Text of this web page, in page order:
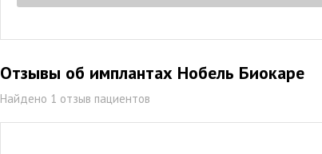
Отзывы об имплантах Нобель Биокаре
Найдено 1 отзыв пациентов